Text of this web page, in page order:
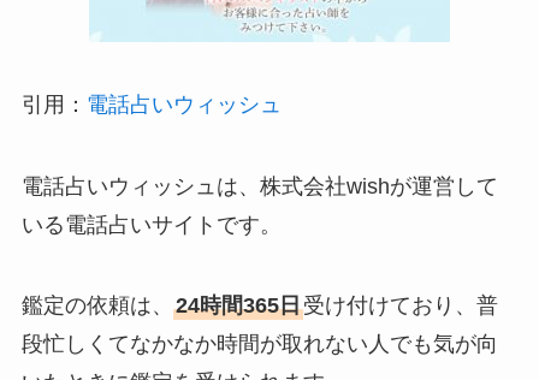
引用： 電話占いウィッシュ
電話占いウィッシュは、株式会社wishが運営して
いる電話占いサイトです。
鑑定の依頼は、 24時間365日受け付けており、普
段忙しくてなかなか時間が取れない人でも気が向